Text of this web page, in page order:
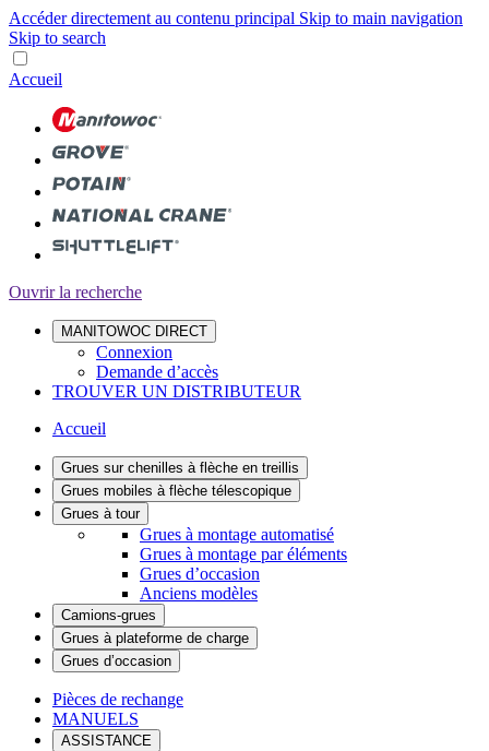
Accéder directement au contenu principal Skip to main navigation
Skip to search
Accueil
Ouvrir la recherche
MANITOWOC DIRECT
Connexion
Demande d’accès
TROUVER UN DISTRIBUTEUR
Accueil
Grues sur chenilles à flèche en treillis
Grues mobiles à flèche télescopique
Grues à tour
Grues à montage automatisé
Grues à montage par éléments
Grues d’occasion
Anciens modèles
Camions-grues
Grues à plateforme de charge
Grues d’occasion
Pièces de rechange
MANUELS
ASSISTANCE